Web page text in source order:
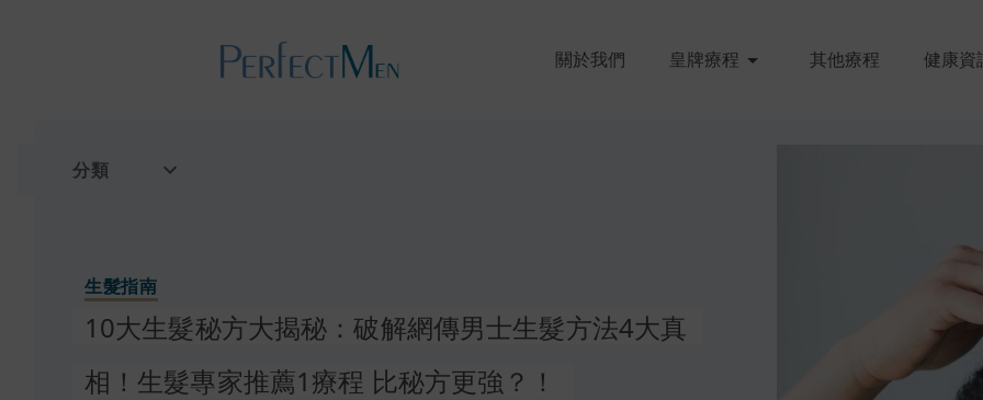
分類
關於我們 皇牌療程 其他療程 健康資
生髮指南
10大生髮秘方大揭秘：破解網傳男士生髮方法4大真
相！生髮專家推薦1療程 比秘方更強？！